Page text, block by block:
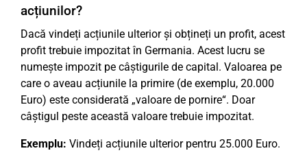
acțiunilor?
Dacă vindeți acțiunile ulterior și obțineți un profit, acest
profit trebuie impozitat în Germania. Acest lucru se
numește impozit pe câștigurile de capital. Valoarea pe
care o aveau acțiunile la primire (de exemplu, 20.000
Euro) este considerată „valoare de pornire“. Doar
câștigul peste această valoare trebuie impozitat.
Exemplu: Vindeți acțiunile ulterior pentru 25.000 Euro.